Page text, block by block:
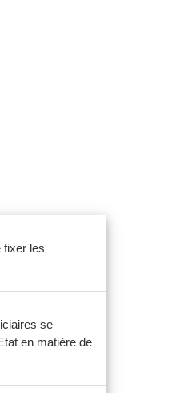
fixer les
se
en matière de